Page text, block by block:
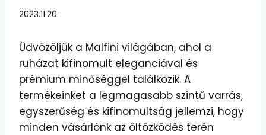
2023.11.20.
Üdvözöljük a Malfini világában, ahol a
ruházat kifinomult eleganciával és
prémium minőséggel találkozik. A
termékeinket a legmagasabb szintű varrás,
egyszerűség és kifinomultság jellemzi, hogy
minden vásárlónk az öltözködés terén